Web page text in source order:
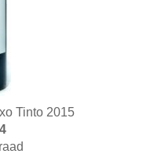
Tinto 2015